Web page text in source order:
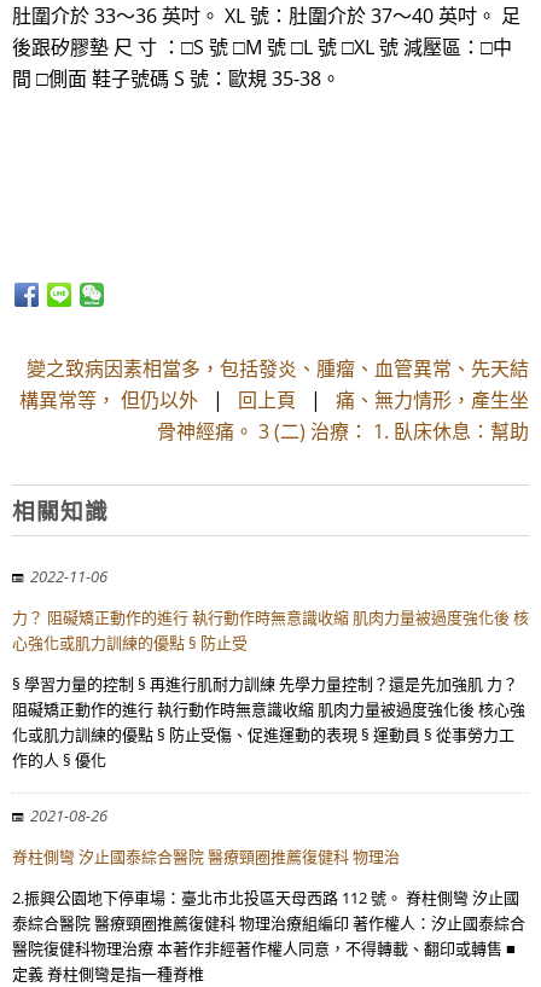
肚圍介於 33～36 英吋。 XL 號：肚圍介於 37～40 英吋。 足
後跟矽膠墊 尺 寸 ：□S 號 □M 號 □L 號 □XL 號 減壓區：□中
間 □側面 鞋子號碼 S 號：歐規 35-38。
變之致病因素相當多，包括發炎、腫瘤、血管異常、先天結
構異常等， 但仍以外 | 回上頁 | 痛、無力情形，產生坐
骨神經痛。 3 (二) 治療： 1. 臥床休息：幫助
相關知識
2022-11-06
力？ 阻礙矯正動作的進行 執行動作時無意識收縮 肌肉力量被過度強化後 核
心強化或肌力訓練的優點 § 防止受
§ 學習力量的控制 § 再進行肌耐力訓練 先學力量控制？還是先加強肌 力？
阻礙矯正動作的進行 執行動作時無意識收縮 肌肉力量被過度強化後 核心強
化或肌力訓練的優點 § 防止受傷、促進運動的表現 § 運動員 § 從事勞力工
作的人 § 優化
2021-08-26
脊柱側彎 汐止國泰綜合醫院 醫療頸圈推薦復健科 物理治
2.振興公園地下停車場：臺北市北投區天母西路 112 號。 脊柱側彎 汐止國
泰綜合醫院 醫療頸圈推薦復健科 物理治療組編印 著作權人：汐止國泰綜合
醫院復健科物理治療 本著作非經著作權人同意，不得轉載、翻印或轉售 ■
定義 脊柱側彎是指一種脊椎